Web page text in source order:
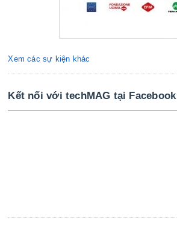
Xem các sự kiện khác
Kết nối với techMAG tại Facebook